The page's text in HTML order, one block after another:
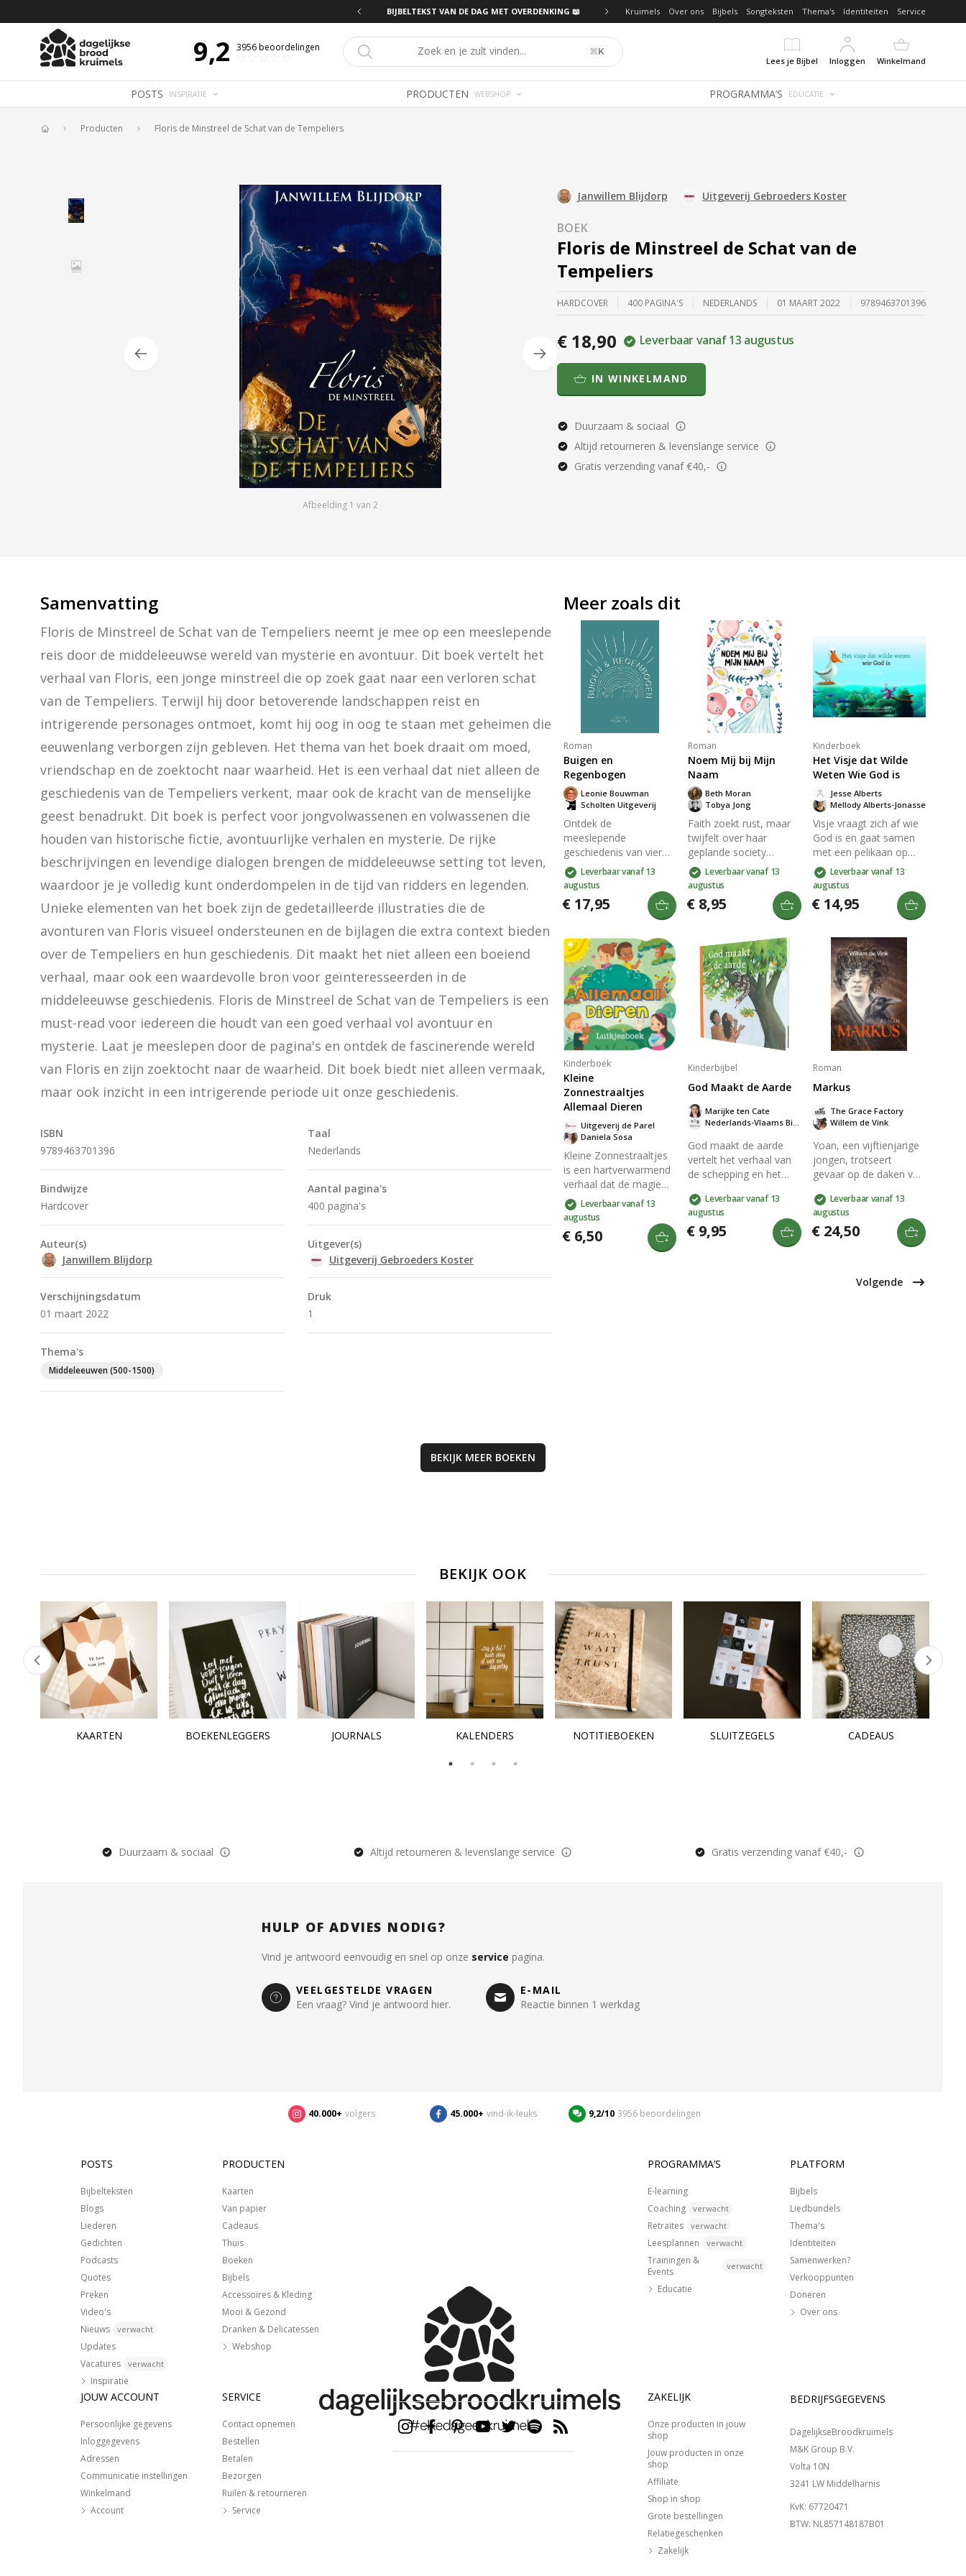
BIJBELTEKST VAN DE DAG MET OVERDENKING 📖 Kruimels Over ons Bijbels Songteksten Thema's Identiteiten Service
9,2 3956beoordelingen ⌘K
Lees je Bijbel
Inloggen Winkelmand
POSTS INSPIRATIE PRODUCTEN WEBSHOP PROGRAMMA’S EDUCATIE
Producten Floris de Minstreel de Schat van de Tempeliers
Afbeelding 1 van 2
Janwillem Blijdorp Uitgeverij Gebroeders Koster
BOEK
Floris de Minstreel de Schat van de
Tempeliers
HARDCOVER 400 PAGINA'S NEDERLANDS 01 MAART 2022 9789463701396
€ 18,90 Leverbaar vanaf 13 augustus
IN WINKELMAND
Duurzaam & sociaal
Altijd retourneren & levenslange service
Gratis verzending vanaf €40,-
Samenvatting
Floris de Minstreel de Schat van de Tempeliers neemt je mee op een meeslepende
reis door de middeleeuwse wereld van mysterie en avontuur. Dit boek vertelt het
verhaal van Floris, een jonge minstreel die op zoek gaat naar een verloren schat
van de Tempeliers. Terwijl hij door betoverende landschappen reist en
intrigerende personages ontmoet, komt hij oog in oog te staan met geheimen die
eeuwenlang verborgen zijn gebleven. Het thema van het boek draait om moed,
vriendschap en de zoektocht naar waarheid. Het is een verhaal dat niet alleen de
geschiedenis van de Tempeliers verkent, maar ook de kracht van de menselijke
geest benadrukt. Dit boek is perfect voor jongvolwassenen en volwassenen die
houden van historische fictie, avontuurlijke verhalen en mysterie. De rijke
beschrijvingen en levendige dialogen brengen de middeleeuwse setting tot leven,
waardoor je je volledig kunt onderdompelen in de tijd van ridders en legenden.
Unieke elementen van het boek zijn de gedetailleerde illustraties die de
avonturen van Floris visueel ondersteunen en de bijlagen die extra context bieden
over de Tempeliers en hun geschiedenis. Dit maakt het niet alleen een boeiend
verhaal, maar ook een waardevolle bron voor geïnteresseerden in de
middeleeuwse geschiedenis. Floris de Minstreel de Schat van de Tempeliers is een
must-read voor iedereen die houdt van een goed verhaal vol avontuur en
mysterie. Laat je meeslepen door de pagina's en ontdek de fascinerende wereld
van Floris en zijn zoektocht naar de waarheid. Dit boek biedt niet alleen vermaak,
maar ook inzicht in een intrigerende periode uit onze geschiedenis.
ISBN
9789463701396
Taal
Nederlands
Bindwijze
Hardcover
Aantal pagina's
400 pagina's
Auteur(s)
Janwillem Blijdorp
Uitgever(s)
Uitgeverij Gebroeders Koster
Verschijningsdatum
01 maart 2022
Druk
1
Thema's
Middeleeuwen (500-1500)
Meer zoals dit
Roman
Buigen en
Regenbogen
Scholten Uitgeverij
Leonie Bouwman
Ontdek de
meeslepende
geschiedenis van vier
generaties vrouwen die
strijden tegen de
onzichtbare destructie
in hun gezinnen. De
impact van de Tweede
Wereldoorlog en de
kracht van liefde en
trouw vormen een
emotioneel erfgoed.
Laat je raken door hun
verhaal en Gods
regenboog van troost.
Leverbaar vanaf 13
augustus
€ 17,95
Roman
Noem Mij bij Mijn
Naam
Tobya Jong
Beth Moran
Faith zoekt rust, maar
twijfelt over haar
geplande society
bruiloft. Onderzoek leidt
haar naar een kerkkoor
en ontmoeting met
pastor Dylan, terwijl het
achtervolgen wanneer
de moordenaar van
haar moeder vrijkomt.
Een roman vol humor,
gebrokenheid en hoop
door nieuwe
vriendschappen.
Leverbaar vanaf 13
augustus
€ 8,95
Kinderboek
Het Visje dat Wilde
Weten Wie God is
Mellody Alberts-Jonasse
Jesse Alberts
Visje vraagt zich af wie
God is en gaat samen
met een pelikaan op
reis langs wonderen van
de schepping. Door
kleurrijke illustraties en
eenvoudige
voorbeelden wordt op
een begrijpelijke manier
uitgelegd wie God is
voor jonge kinderen.
Leverbaar vanaf 13
augustus
€ 14,95
Kinderboek
Kleine
Zonnestraaltjes
Allemaal Dieren
Daniela Sosa
Uitgeverij de Parel
Kleine Zonnestraaltjes
is een hartverwarmend
verhaal dat de magie
van dieren en hun
unieke vriendschappen
viert. De sfeervolle
illustraties en
betoverende teksten
Leverbaar vanaf 13
augustus
€ 6,50
Kinderbijbel
God Maakt de Aarde
Marijke ten Cate
God maakt de aarde
vertelt het verhaal van
de schepping en het
Eva. Geniet van
prachtige illustraties
terwijl je de natuur en
Leverbaar vanaf 13
augustus
€ 9,95
Roman
Markus
Willem de Vink
The Grace Factory
Yoan, een vijftienjarige
jongen, trotseert
gevaar op de daken van
verwikkeld in het verzet
tegen Romeinen. Hij
ervaart discriminatie,
radicalisering en liefde.
Jezus' arrestatie, moet
hij zijn ware zelf vinden.
Leverbaar vanaf 13
augustus
€ 24,50
Volgende
BEKIJK MEER BOEKEN
BEKIJK OOK
KAARTEN BOEKENLEGGERS JOURNALS KALENDERS NOTITIEBOEKEN SLUITZEGELS CADEAUS
Duurzaam & sociaal Altijd retourneren & levenslange service Gratis verzending vanaf €40,-
HULP OF ADVIES NODIG?
Vind je antwoord eenvoudig en snel op onze service pagina.
VEELGESTELDE VRAGEN
Een vraag? Vind je antwoord hier.
E-MAIL
Reactie binnen 1 werkdag
40.000+ volgers 45.000+ vind-ik-leuks 9,2/10 3956 beoordelingen
POSTS
Bijbelteksten
Blogs
Liederen
Gedichten
Podcasts
Quotes
Preken
Video's
Nieuws
verwacht
Updates
Vacatures
verwacht
Inspiratie
PRODUCTEN
Kaarten
Van papier
Cadeaus
Thuis
Boeken
Bijbels
Accessoires & Kleding
Mooi & Gezond
Dranken & Delicatessen
Webshop
PROGRAMMA’S
E-learning
Coaching
verwacht
Retraites verwacht
Leesplannen verwacht
Trainingen &
Events
verwacht
Educatie
PLATFORM
Bijbels
Liedbundels
Thema's
Identiteiten
Samenwerken?
Verkooppunten
Doneren
Over ons
JOUW ACCOUNT
Persoonlijke gegevens
Inloggegevens
Adressen
Communicatie instellingen
Winkelmand
Account
SERVICE
Contact opnemen
Bestellen
Betalen
Bezorgen
Ruilen & retourneren
Service
ZAKELIJK
Onze producten in jouw
shop
Jouw producten in onze
shop
Affiliate
Shop in shop
Grote bestellingen
Relatiegeschenken
Zakelijk
BEDRIJFSGEGEVENS
DagelijkseBroodkruimels
M&K Group B.V.
Volta 10N
3241 LW Middelharnis
KvK: 67720471
BTW: NL857148187B01